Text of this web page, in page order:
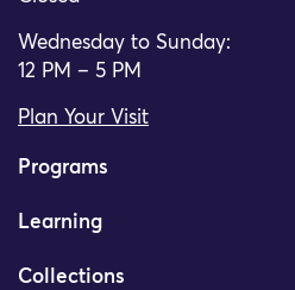
Wednesday to Sunday:
12 PM – 5 PM
Plan Your Visit
Programs
Learning
Collections